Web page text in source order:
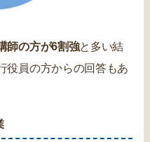
師の方が6割強と多い結
役員の方からの回答もあ